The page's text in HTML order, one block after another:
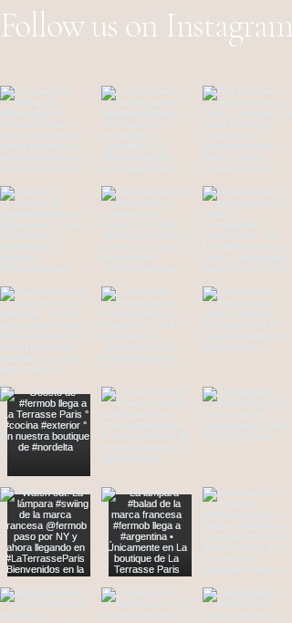
Follow us on Instagram